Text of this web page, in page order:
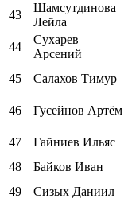
43
Шамсутдинова
Лейла
44
Сухарев
Арсений
45 Салахов Тимур
46 Гусейнов Артём
47 Гайниев Ильяс
48
Байков Иван
49
Сизых Даниил